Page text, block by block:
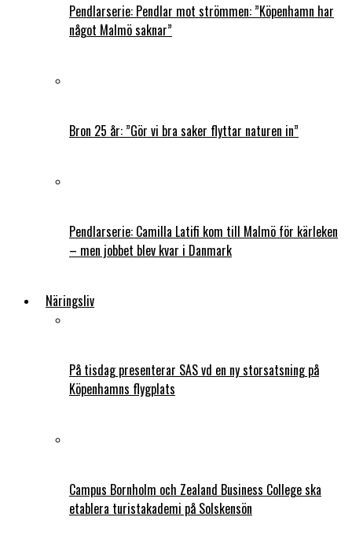
Pendlarserie: Pendlar mot strömmen: ”Köpenhamn har
något Malmö saknar”
Bron 25 år: ”Gör vi bra saker flyttar naturen in”
Pendlarserie: Camilla Latifi kom till Malmö för kärleken
– men jobbet blev kvar i Danmark
Näringsliv
På tisdag presenterar SAS vd en ny storsatsning på
Köpenhamns flygplats
Campus Bornholm och Zealand Business College ska
etablera turistakademi på Solskensön